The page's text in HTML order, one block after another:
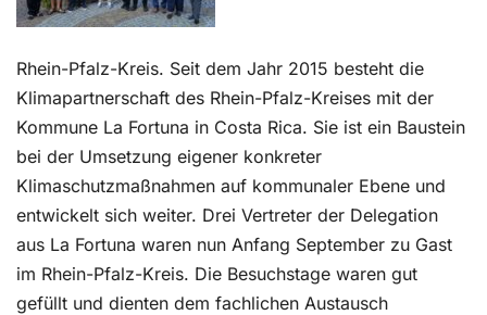
Rhein-Pfalz-Kreis. Seit dem Jahr 2015 besteht die
Klimapartnerschaft des Rhein-Pfalz-Kreises mit der
Kommune La Fortuna in Costa Rica. Sie ist ein Baustein
bei der Umsetzung eigener konkreter
Klimaschutzmaßnahmen auf kommunaler Ebene und
entwickelt sich weiter. Drei Vertreter der Delegation
aus La Fortuna waren nun Anfang September zu Gast
im Rhein-Pfalz-Kreis. Die Besuchstage waren gut
gefüllt und dienten dem fachlichen Austausch